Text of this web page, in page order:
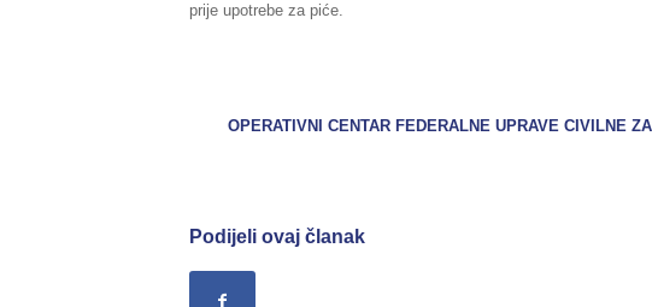
prije upotrebe za piće.
OPERATIVNI CENTAR FEDERALNE UPRAVE CIVILNE
Podijeli ovaj članak